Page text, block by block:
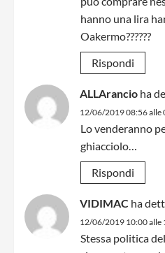
hanno una lira
Oakermo??????
Rispondi
ALLArancio ha
12/06/2019 08:56 alle
Lo venderanno
ghiacciolo…
Rispondi
VIDIMAC ha
12/06/2019 10:00 alle
Stessa politica